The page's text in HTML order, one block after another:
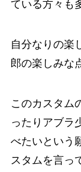
ている方々も
自分なりの楽
郎の楽しみな
このカスタム
ったりアブラ
べたいという
スタムを言っ